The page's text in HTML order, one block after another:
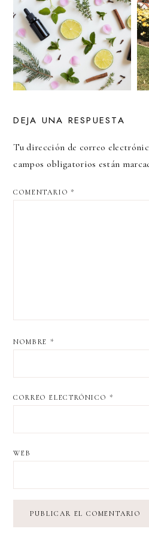
DEJA UNA RESPUESTA
Tu dirección de correo
campos obligatorios están
COMENTARIO*
NOMBRE*
CORREO ELECTRÓNICO *
WEB